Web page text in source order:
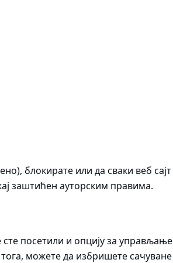
блокирате или да сваки веб сајт
заштићен ауторским правима.
сте посетили и опцију за управљање
можете да избришете сачуване